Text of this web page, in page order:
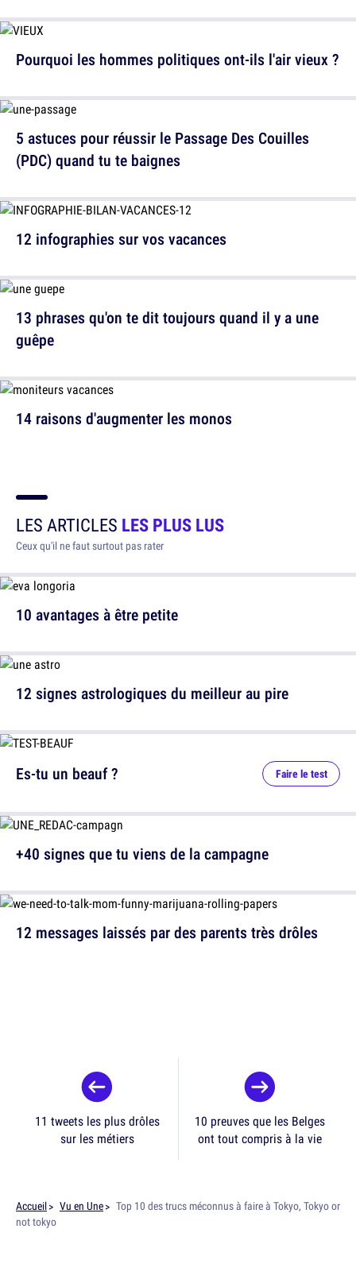
5 astuces pour réussir le Passage Des Couilles
(PDC) quand tu te baignes
13 phrases qu'on te dit toujours quand il y a une
guêpe
Pourquoi les hommes politiques ont-ils l'air vieux ?
12 infographies sur vos vacances
14 raisons d'augmenter les monos
LES ARTICLES LES PLUS LUS
Ceux qu'il ne faut surtout pas rater
10 avantages à être petite
12 signes astrologiques du meilleur au pire
12 messages laissés par des parents très drôles
Es-tu un beauf ? Faire le test
+40 signes que tu viens de la campagne
11 tweets les plus drôles
sur les métiers
10 preuves que les Belges
ont tout compris à la vie
Accueil Vu en Une
Top 10 des trucs méconnus à faire à Tokyo, Tokyo or
not tokyo